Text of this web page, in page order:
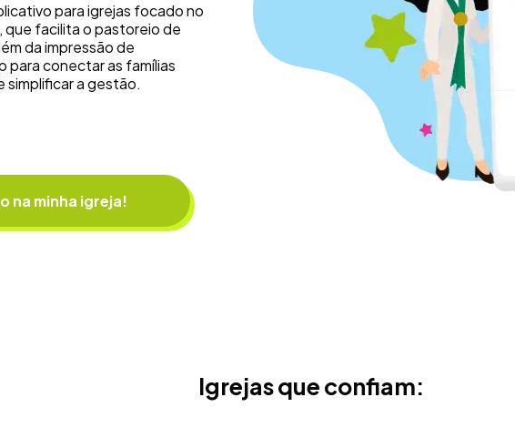
para igrejas focado no
que facilita o pastoreio de
da impressão de
para conectar as famílias
simplificar a gestão.
na minha igreja!
Igrejas que confiam: